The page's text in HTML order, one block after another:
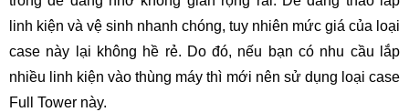
linh kiện và vệ sinh nhanh chóng, tuy nhiên mức giá của loại
case này lại không hề rẻ. Do đó, nếu bạn có nhu cầu lắp
nhiều linh kiện vào thùng máy thì mới nên sử dụng loại case
Full Tower này.